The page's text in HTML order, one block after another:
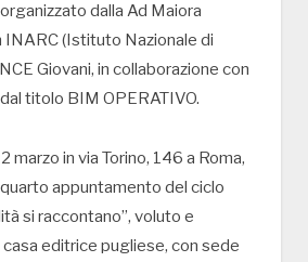
dalla Ad Maiora
INARC (Istituto Nazionale di
Giovani, in collaborazione con
titolo BIM OPERATIVO.
marzo in via Torino, 146 a Roma,
quarto appuntamento del ciclo
si raccontano”, voluto e
editrice pugliese, con sede